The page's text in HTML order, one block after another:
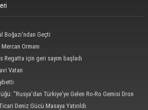
Boğazı'ndan Geçti
Ormanı
Regatta için geri sayım başladı
Vatan
"Rusya'dan Türkiye'ye Gelen Ro-Ro Gemisi Dron
Deniz Gücü Masaya Yatırıldı